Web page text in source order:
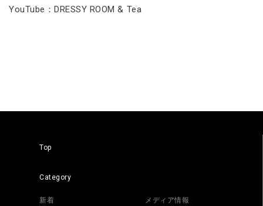
YouTube：DRESSY ROOM & Tea
Top
Category
新着 メディア情報